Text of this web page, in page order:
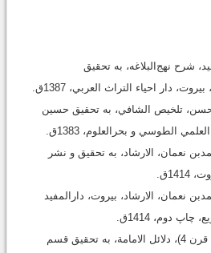
شرح نهج‌البلاغه، به تحقيق
دار احياء التراث العربي، 1387ق.
تلخيص الشافي، به تحقيق حسين
الطوسي و بحرالعلوم، 1383ق.
نعمان، الارشاد، به تحقيق و نشر
نعمان، الارشاد، بيروت،‌ دارالمفيد
دوم، 1414ق.
طبري، محمدبن جرير(م قرن 4)، دلائل الامامة، به تحقيق قسم